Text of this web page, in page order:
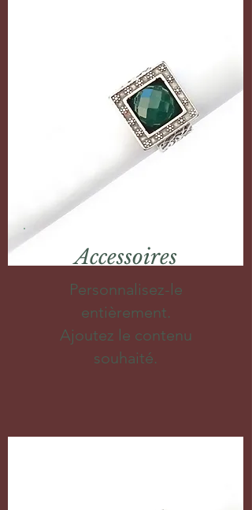
Accessoires
Personnalisez-le
entièrement.
Ajoutez le contenu
souhaité.